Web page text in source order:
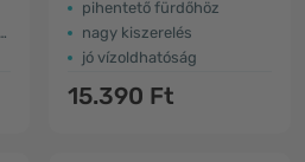
pihentető fürdőhöz
nagy kiszerelés
jó vízoldhatóság
15.390 Ft